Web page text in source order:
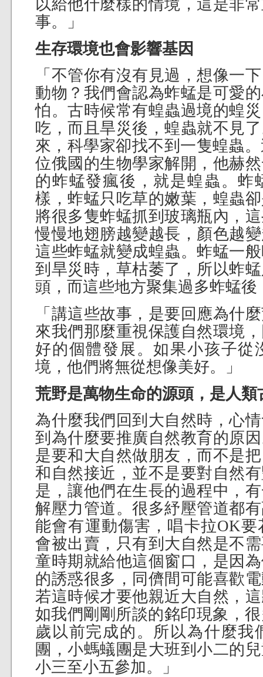
以給他什麼樣的情境，這是非
事。」
生存環境也會影響基因
「不管你有沒有見過，想像一
動物？我們會認為蚱蜢是可愛
怕。古時候常有蝗蟲過境的蝗
吃，而且旱災後，蝗蟲就不見
來，科學家卻找不到一隻蝗蟲
位俄國的生物學家解開，他赫
的蚱蜢發瘋後，就是蝗蟲。蚱
樣，蚱蜢只吃草的嫩葉，蝗蟲
將很多隻蚱蜢抓到玻璃瓶內，
慢慢地翅膀越變越長，顏色越
這些蚱蜢就變成蝗蟲。蚱蜢一
到旱災時，草枯萎了，所以蚱
頭，而這些地方聚集過多蚱蜢
「講這些故事，是要回應為什
來我們那麼重視保護自然環境
好的個體發展。如果小孩子從
境，他們將無從想像美好。」
荒野是萬物生命的源頭，是人類
為什麼我們回到大自然時，心
到為什麼要推廣自然教育的原
是要和大自然做朋友，而不是
和自然接近，並不是要對自然
是，讓他們在生長的過程中，
解壓力管道。很多紓壓管道都
能會有運動傷害，唱卡拉OK
會被出賣，只有到大自然是不
童時期就給他這個窗口，是因
的誘惑很多，同儕間可能喜歡
若這時候才要他親近大自然，
如我們剛剛所談的銘印現象，
歲以前完成的。所以為什麼我
團，小螞蟻團是大班到小二的
小三至小五參加。」